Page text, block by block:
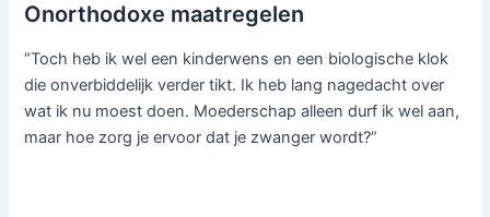
Onorthodoxe maatregelen
“Toch heb ik wel een kinderwens en een biologische klok
die onverbiddelijk verder tikt. Ik heb lang nagedacht over
wat ik nu moest doen. Moederschap alleen durf ik wel aan,
maar hoe zorg je ervoor dat je zwanger wordt?”